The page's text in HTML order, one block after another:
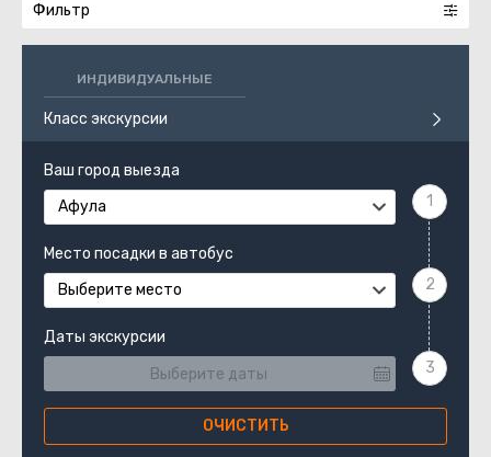
Фильтр
ИНДИВИДУАЛЬНЫЕ
Класс экскурсии
Ваш город выезда
Афула
Место посадки в автобус
Выберите место
Даты экскурсии
ОЧИСТИТЬ